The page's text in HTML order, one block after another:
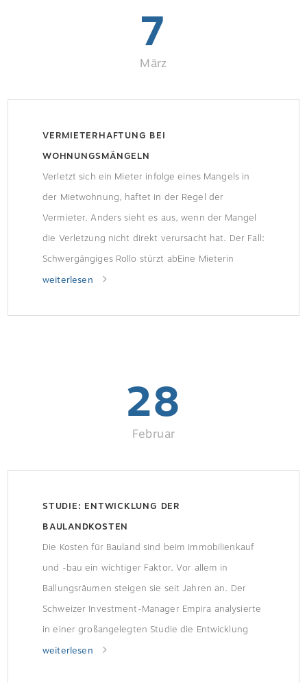
7
März
VERMIETERHAFTUNG BEI
WOHNUNGSMÄNGELN
Verletzt sich ein Mieter infolge eines Mangels in
der Mietwohnung, haftet in der Regel der
Vermieter. Anders sieht es aus, wenn der Mangel
die Verletzung nicht direkt verursacht hat. Der Fall:
Schwergängiges Rollo stürzt abEine Mieterin
informierte ihren Vermieter über ein
dieser unternahm nichts dagegen. Zwei Wochen
weiterlesen
28
Februar
STUDIE: ENTWICKLUNG DER
BAULANDKOSTEN
Die Kosten für Bauland sind beim Immobilienkauf
und -bau ein wichtiger Faktor. Vor allem in
Ballungsräumen steigen sie seit Jahren an. Der
Schweizer Investment-Manager Empira analysierte
in einer großangelegten Studie die Entwicklung
der 71 einwohnerstärksten deutschen Städte
weiterlesen